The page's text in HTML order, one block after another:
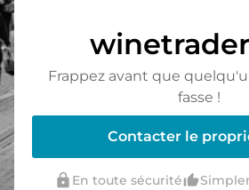
Frappez avant que
fasse !
Contacter le
lock En toute sécuritéthumb_up_alt